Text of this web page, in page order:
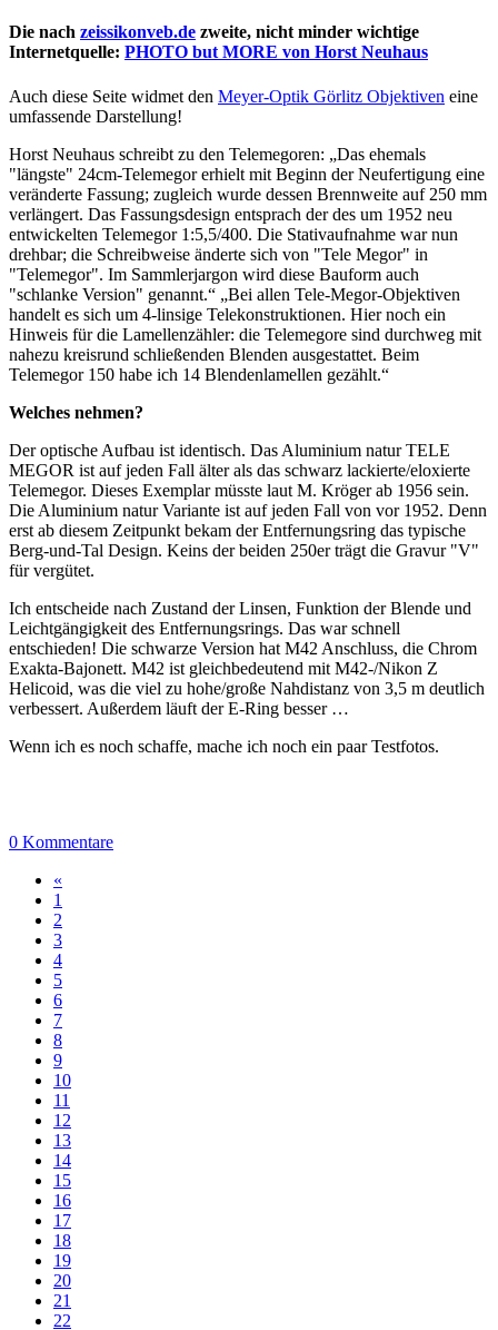
Die nach zeissikonveb.de zweite, nicht minder wichtige
Internetquelle: PHOTO but MORE von Horst Neuhaus
Auch diese Seite widmet den Meyer-Optik Görlitz Objektiven eine
umfassende Darstellung!
Horst Neuhaus schreibt zu den Telemegoren: „Das ehemals
"längste" 24cm-Telemegor erhielt mit Beginn der Neufertigung eine
veränderte Fassung; zugleich wurde dessen Brennweite auf 250 mm
verlängert. Das Fassungsdesign entsprach der des um 1952 neu
entwickelten Telemegor 1:5,5/400. Die Stativaufnahme war nun
drehbar; die Schreibweise änderte sich von "Tele Megor" in
"Telemegor". Im Sammlerjargon wird diese Bauform auch
"schlanke Version" genannt.“ „Bei allen Tele-Megor-Objektiven
handelt es sich um 4-linsige Telekonstruktionen. Hier noch ein
Hinweis für die Lamellenzähler: die Telemegore sind durchweg mit
nahezu kreisrund schließenden Blenden ausgestattet. Beim
Telemegor 150 habe ich 14 Blendenlamellen gezählt.“
Welches nehmen?
Der optische Aufbau ist identisch. Das Aluminium natur TELE
MEGOR ist auf jeden Fall älter als das schwarz lackierte/eloxierte
Telemegor. Dieses Exemplar müsste laut M. Kröger ab 1956 sein.
Die Aluminium natur Variante ist auf jeden Fall von vor 1952. Denn
erst ab diesem Zeitpunkt bekam der Entfernungsring das typische
Berg-und-Tal Design. Keins der beiden 250er trägt die Gravur "V"
für vergütet.
Ich entscheide nach Zustand der Linsen, Funktion der Blende und
Leichtgängigkeit des Entfernungsrings. Das war schnell
entschieden! Die schwarze Version hat M42 Anschluss, die Chrom
Exakta-Bajonett. M42 ist gleichbedeutend mit M42-/Nikon Z
Helicoid, was die viel zu hohe/große Nahdistanz von 3,5 m deutlich
verbessert. Außerdem läuft der E-Ring besser …
Wenn ich es noch schaffe, mache ich noch ein paar Testfotos.
0 Kommentare
«
1
2
3
4
5
6
7
8
9
10
11
12
13
14
15
16
17
18
19
20
21
22